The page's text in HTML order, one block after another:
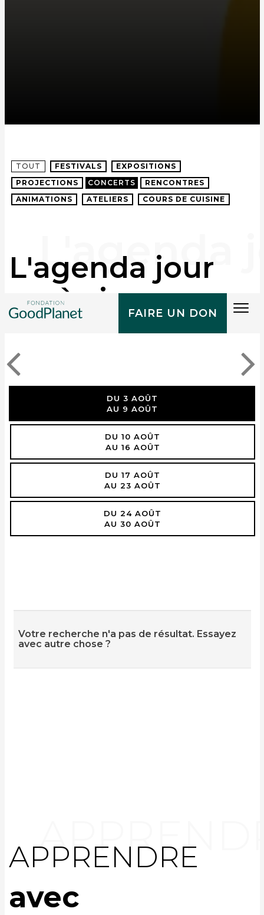
FAIRE UN DON
TOUT FESTIVALS
EXPOSITIONS
PROJECTIONS
CONCERTS
RENCONTRES
ANIMATIONS
ATELIERS COURS DE CUISINE
L'agenda jour
après jour
DU 3 AOÛT
AU 9 AOÛT
DU 10 AOÛT
AU 16 AOÛT
DU 17 AOÛT
AU 23 AOÛT
DU 24 AOÛT
AU 30 AOÛT
Votre recherche n'a pas de résultat. Essayez
avec autre chose ?
APPRENDRE
avec